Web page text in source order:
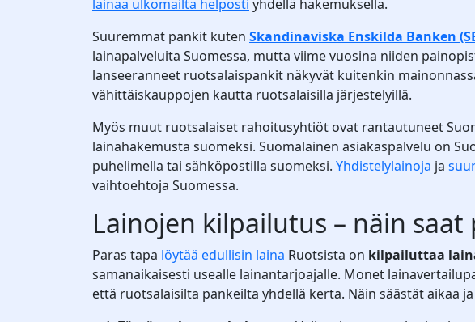
lainaa ulkomailta helposti yhdellä hakemuksella.
Suuremmat pankit kuten Skandinaviska Enskilda Banken
lainapalveluita Suomessa, mutta viime vuosina niiden
lanseeranneet ruotsalaispankit näkyvät kuitenkin
vähittäiskauppojen kautta ruotsalaisilla järjestelyillä.
Myös muut ruotsalaiset rahoitusyhtiöt ovat rantautuneet
lainahakemusta suomeksi. Suomalainen asiakaspalvelu on
puhelimella tai sähköpostilla suomeksi. Yhdistelylainoja ja
vaihtoehtoja Suomessa.
Lainojen kilpailutus – näin
Paras tapa löytää edullisin laina Ruotsista on kilpailuttaa
samanaikaisesti usealle lainantarjoajalle. Monet
että ruotsalaisilta pankeilta yhdellä kerta. Näin säästät aikaa